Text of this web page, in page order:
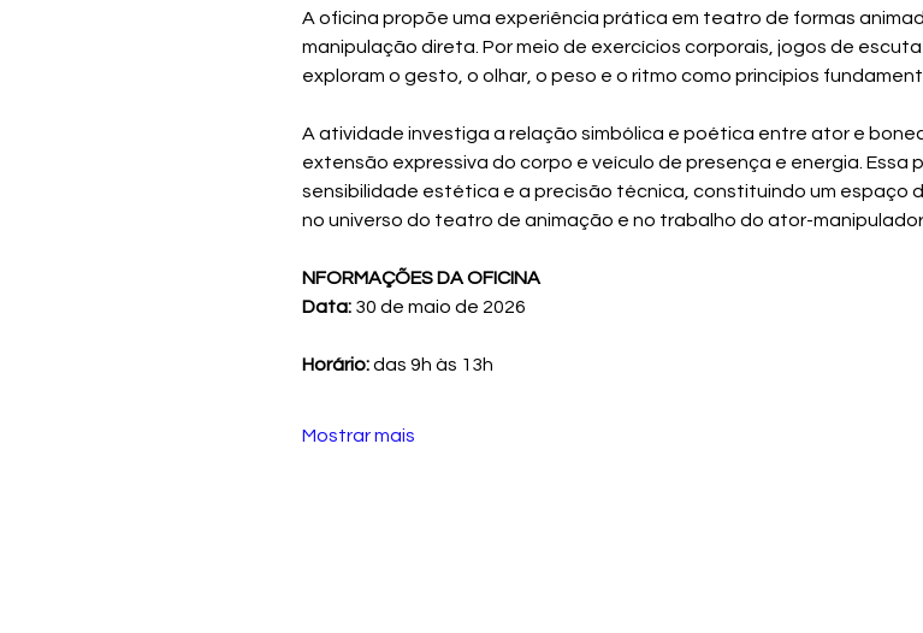
A oficina propõe uma experiência prática em teatro de formas
manipulação direta. Por meio de exercícios corporais, jogos de
exploram o gesto, o olhar, o peso e o ritmo como princípios
A atividade investiga a relação simbólica e poética entre ator e
extensão expressiva do corpo e veículo de presença e energia. Essa
sensibilidade estética e a precisão técnica, constituindo um espaço
no universo do teatro de animação e no trabalho do ator-manipulador.
NFORMAÇÕES DA OFICINA
Data: 30 de maio de 2026
Horário: das 9h às 13h
Mostrar mais